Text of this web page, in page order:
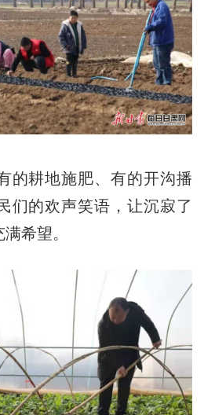
耕地施肥、有的开沟播
们的欢声笑语，让沉寂了
希望。